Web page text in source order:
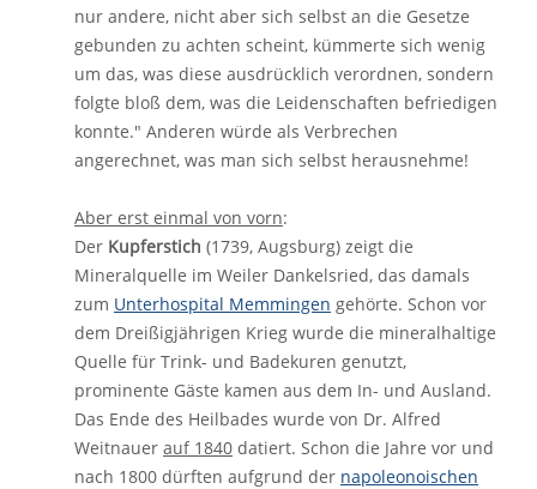
nur andere, nicht aber sich selbst an die Gesetze
gebunden zu achten scheint, kümmerte sich wenig
um das, was diese ausdrücklich verordnen, sondern
folgte bloß dem, was die Leidenschaften befriedigen
konnte." Anderen würde als Verbrechen
angerechnet, was man sich selbst herausnehme!
Aber erst einmal von vorn:
Der Kupferstich (1739, Augsburg) zeigt die
Mineralquelle im Weiler Dankelsried, das damals
zum Unterhospital Memmingen gehörte. Schon vor
dem Dreißigjährigen Krieg wurde die mineralhaltige
Quelle für Trink- und Badekuren genutzt,
prominente Gäste kamen aus dem In- und Ausland.
Das Ende des Heilbades wurde von Dr. Alfred
Weitnauer auf 1840 datiert. Schon die Jahre vor und
nach 1800 dürften aufgrund der napoleonoischen